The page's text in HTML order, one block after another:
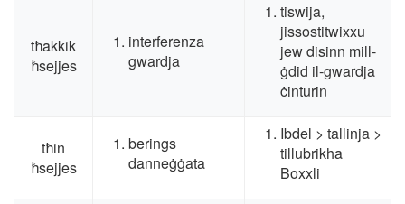
tħakkik
ħsejjes
interferenza
gwardja
tiswija,
jissostitwixxu
jew disinn mill-
ġdid il-gwardja
ċinturin
tħin
ħsejjes
berings
danneġġata
Ibdel > tallinja >
tillubrikha
Boxxli